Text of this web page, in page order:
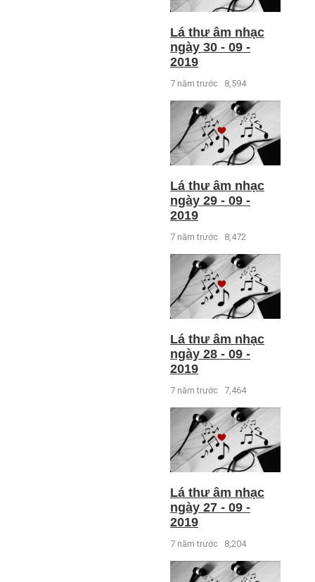
Lá thư âm nhạc
ngày 30 - 09 -
2019
7 năm trước 8,594
Lá thư âm nhạc
ngày 29 - 09 -
2019
7 năm trước 8,472
Lá thư âm nhạc
ngày 28 - 09 -
2019
7 năm trước 7,464
Lá thư âm nhạc
ngày 27 - 09 -
2019
7 năm trước 8,204